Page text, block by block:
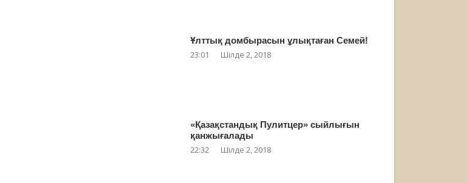
Ұлттық домбырасын ұлықтаған Семей!
23:01 Шілде 2, 2018
«Қазақстандық Пулитцер» сыйлығын
қанжығалады
22:32 Шілде 2, 2018